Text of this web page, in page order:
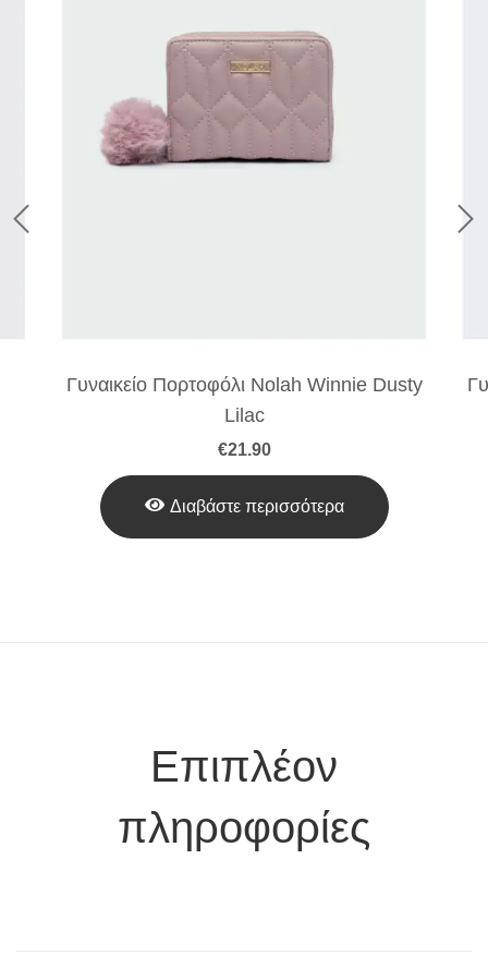
Γυναικείο Πορτοφόλι Nolah Winnie Dusty
Lilac
€21.90
Διαβάστε περισσότερα
Επιπλέον
πληροφορίες